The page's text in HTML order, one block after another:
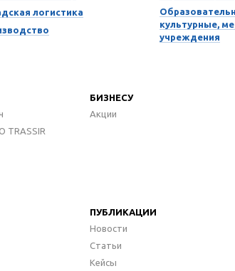
логистика
культурные,
учреждения
TRASSIR
БИЗНЕСУ
Акции
ПУБЛИКАЦИИ
Новости
Статьи
Кейсы